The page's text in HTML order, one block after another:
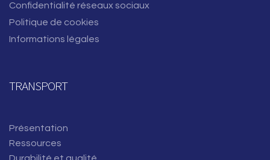
Confidentialité réseaux sociaux
Politique de cookies
Informations légales
TRANSPORT
Présentation
Ressources